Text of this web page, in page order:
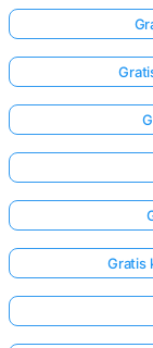
Gratis